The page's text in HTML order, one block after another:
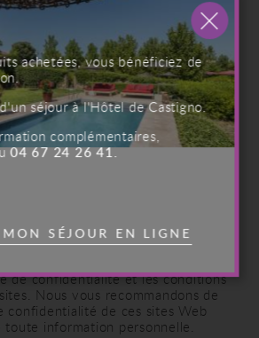
achetées, vous bénéficiez de
séjour à l'Hôtel de Castigno.
complémentaires,
04 67 24 26 41.
MON SÉJOUR EN LIGNE
sur la façon dont fonctionnent
ciblée, vous pouvez consulter le
www.cnil.fr/fr/cookies-les-
.
SITES TIERS
site mobile, boutique en ligne et
peuvent comporter des liens
Web tiers.
par ces tiers.
de confidentialité et les conditions
Nous vous recommandons de
confidentialité de ces sites Web
information personnelle.